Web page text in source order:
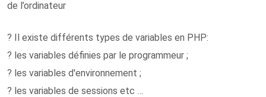
de l’ordinateur
? Il existe différents types de variables en PHP:
? les variables définies par le programmeur ;
? les variables d'environnement ;
? les variables de sessions etc …